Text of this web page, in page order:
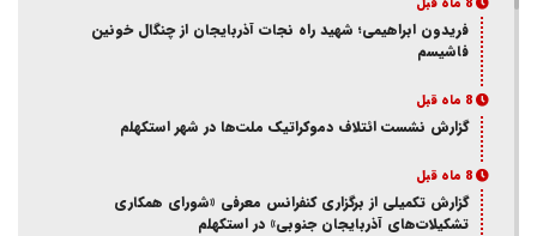
فریدون ابراهیمی؛ شهید راه نجات آذربایجان از چنگال خونین
فاشیسم
8 ماه قبل
گزارش نشست ائتلاف دموکراتیک ملت‌ها در شهر استکهلم
8 ماه قبل
گزارش تکمیلی از برگزاری کنفرانس معرفی «شورای همکاری
تشکیلات‌های آذربایجان جنوبی» در استکهلم